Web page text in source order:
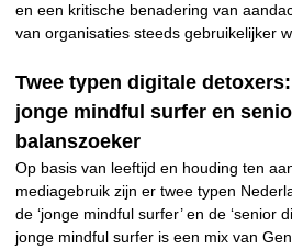
en een kritische benadering van
van organisaties steeds gebruikelijker
Twee typen digitale detoxers:
jonge mindful surfer en
balanszoeker
Op basis van leeftijd en houding ten
mediagebruik zijn er twee typen
de ‘jonge mindful surfer’ en de ‘senior
jonge mindful surfer is een mix van